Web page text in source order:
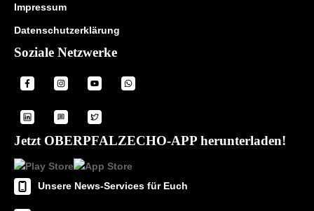
Impressum
Datenschutzerklärung
Soziale Netzwerke
Jetzt OBERPFALZECHO-APP herunterladen!
Unsere News-Services für Euch